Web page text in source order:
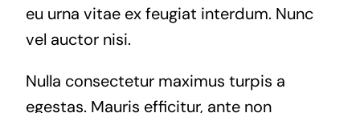
eu urna vitae ex feugiat interdum. Nunc
vel auctor nisi.
Nulla consectetur maximus turpis a
egestas. Mauris efficitur, ante non